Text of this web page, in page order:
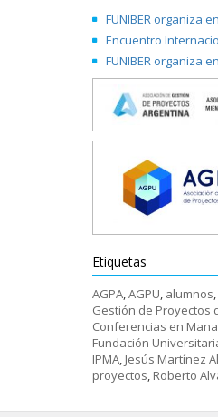
FUNIBER organiza
Encuentro
FUNIBER organiza
Etiquetas
AGPA,AGPU, alumnos,
Gestión de Proyectos
Conferencias en
Fundación
IPMA, Jesús Martínez
proyectos, Roberto